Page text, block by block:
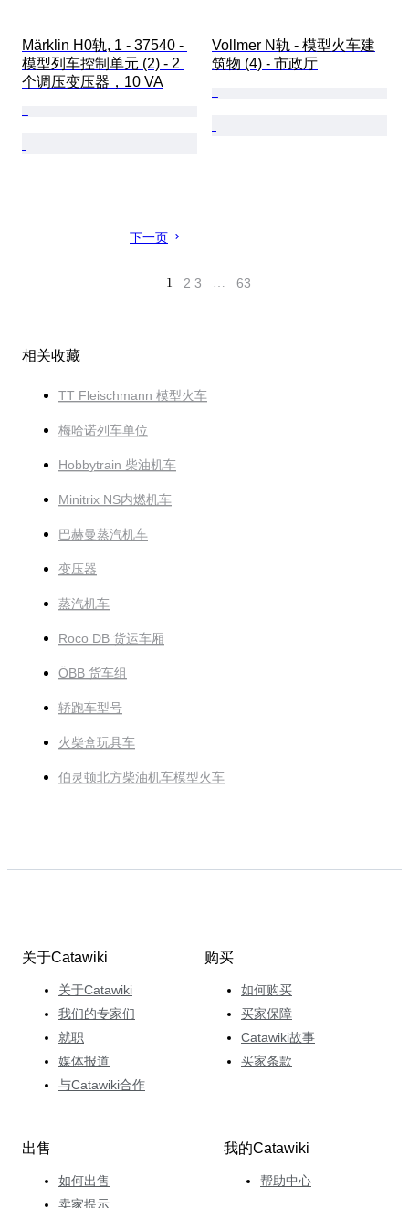
Märklin H0轨, 1 - 37540 -
模型列车控制单元 (2) - 2
个调压变压器，10 VA
Vollmer N轨 - 模型火车建
筑物 (4) - 市政厅
下一页
1 2 3 … 63
相关收藏
TT Fleischmann 模型火车
梅哈诺列车单位
Hobbytrain 柴油机车
Minitrix NS内燃机车
巴赫曼蒸汽机车
变压器
蒸汽机车
Roco DB 货运车厢
ÖBB 货车组
轿跑车型号
火柴盒玩具车
伯灵顿北方柴油机车模型火车
关于Catawiki
关于Catawiki
我们的专家们
就职
媒体报道
与Catawiki合作
购买
如何购买
买家保障
Catawiki故事
买家条款
出售
如何出售
卖家提示
我的Catawiki
帮助中心